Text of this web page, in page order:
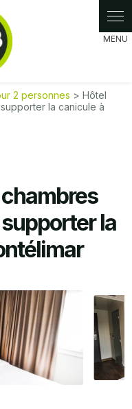
2 personnes > Hôtel
la canicule à
la